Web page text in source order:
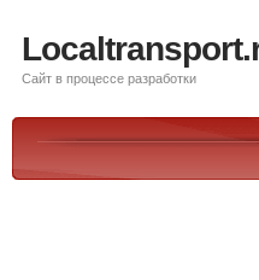
Сайт в процессе разработки